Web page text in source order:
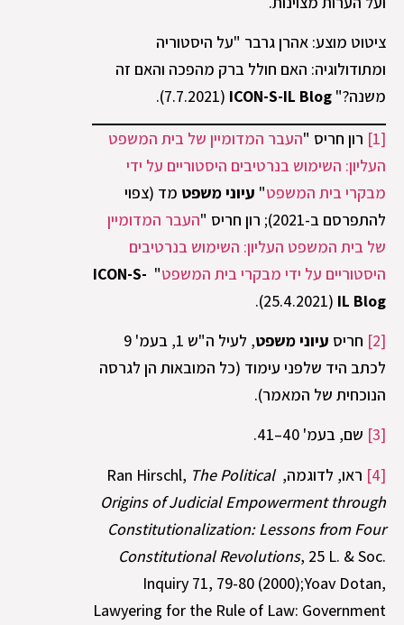
ציטוט מוצע: אהרן גרבר "על היסטוריה
ומתודולוגיה: האם חולל ברק מהפכה והאם זה
משנה?" ICON-S-IL Blog
‏ (7.7.2021).
[1] רון חריס "העבר המדומיין של בית המשפט
העליון: השימוש בנרטיבים היסטוריים על ידי
מבקרי בית המשפט" עיוני משפט מד (צפוי
להתפרסם ב-2021); רון חריס "
העבר המדומיין
של בית המשפט העליון: השימוש בנרטיבים
היסטוריים על ידי מבקרי בית המשפט"
ICON-S-
IL Blog
‏(25.4.2021).
[2]
חריס עיוני משפט
, לעיל ה"ש 1, בעמ' 9
לכתב היד שלפני עימוד (כל המובאות הן לגרסה
הנוכחית של המאמר).
[3]
שם, בעמ' 40–41.
[4]
ראו, לדוגמה, Ran Hirschl,The Political
Origins of Judicial Empowerment through
Constitutionalization: Lessons from Four
Constitutional Revolutions, 25 L. & Soc.
Inquiry 71, 79-80 (2000);Yoav Dotan,
Lawyering for the Rule of Law: Government